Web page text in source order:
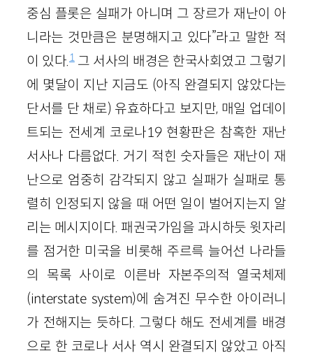
중심 플롯은 실패가 아니며 그 장르가 재난이 아
니라는 것만큼은 분명해지고 있다”라고 말한 적
이 있다.1그 서사의 배경은 한국사회였고 그렇기
에 몇달이 지난 지금도 (아직 완결되지 않았다는
단서를 단 채로) 유효하다고 보지만, 매일 업데이
트되는 전세계 코로나19 현황판은 참혹한 재난
서사나 다름없다. 거기 적힌 숫자들은 재난이 재
난으로 엄중히 감각되지 않고 실패가 실패로 통
렬히 인정되지 않을 때 어떤 일이 벌어지는지 알
리는 메시지이다. 패권국가임을 과시하듯 윗자리
를 점거한 미국을 비롯해 주르륵 늘어선 나라들
의 목록 사이로 이른바 자본주의적 열국체제
(interstate system)에 숨겨진 무수한 아이러니
가 전해지는 듯하다. 그렇다 해도 전세계를 배경
으로 한 코로나 서사 역시 완결되지 않았고 아직